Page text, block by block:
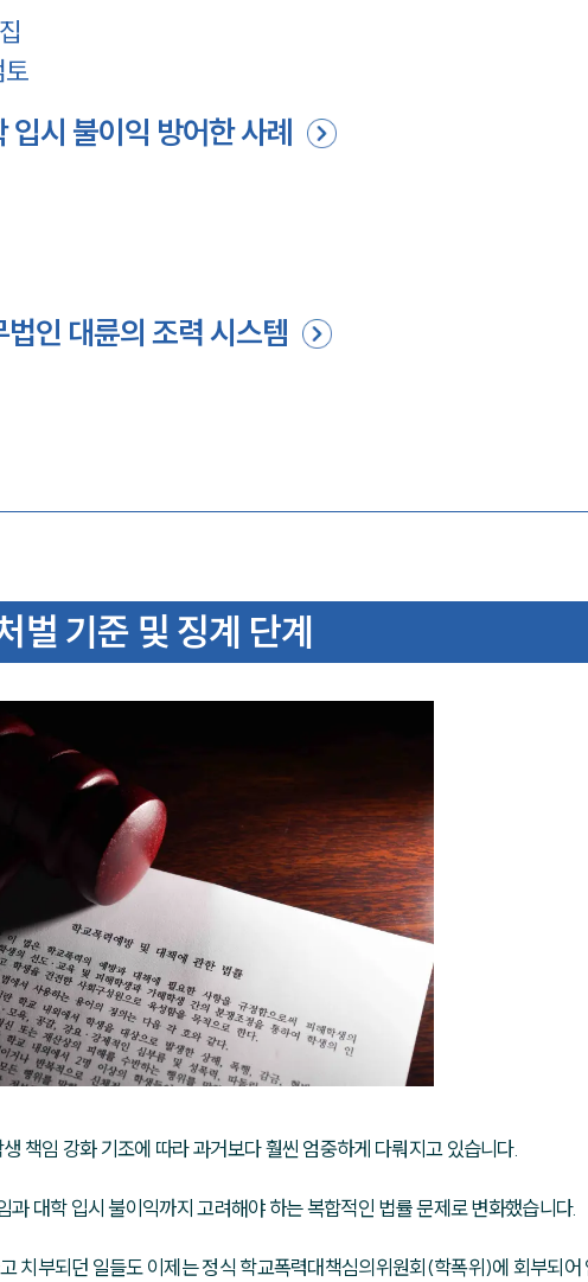
토
시 불이익 방어한 사례
인 대륜의 조력 시스템
벌 기준 및 징계 단계
책임 강화 기조에 따라 과거보다 훨씬 엄중하게 다뤄지고 있습니다.
대학 입시 불이익까지 고려해야 하는 복합적인 법률 문제로 변화했습니다.
치부되던 일들도 이제는 정식 학교폭력대책심의위원회(학폭위)에 회부되어